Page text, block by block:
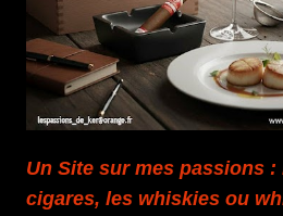
Un Site sur mes passions :
cigares, les whiskies ou